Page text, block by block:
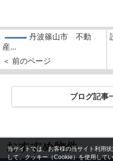
丹波篠山市 不動
産...
＜ 前のページ
ブログ記事
おすすめ物件
当サイトでは、お客様の当サイト利用
して、クッキー（Cookie）を使用して